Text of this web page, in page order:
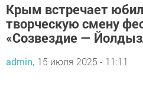
Крым встречает
творческую смену
«Созвездие —
admin, 15 июля 2025 - 11:11